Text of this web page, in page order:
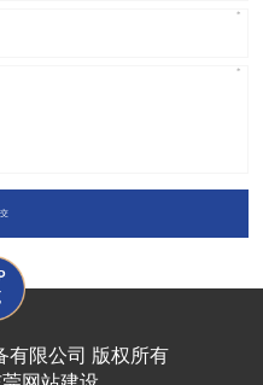
有限公司 版权所有